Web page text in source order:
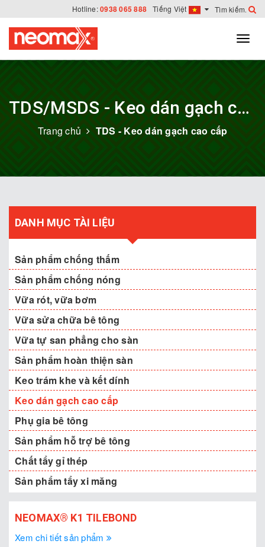
Tiếng Việt
Hotline:0938 065 888
TDS/MSDS - Keo dán gạch cao cấp
Trang chủ TDS - Keo dán gạch cao cấp
DANH MỤC TÀI LIỆU
Sản phẩm chống thấm
Sản phẩm chống nóng
Vữa rót, vữa bơm
Vữa sửa chữa bê tông
Vữa tự san phẳng cho sàn
Sản phẩm hoàn thiện sàn
Keo trám khe và kết dính
Keo dán gạch cao cấp
Phụ gia bê tông
Sản phẩm hỗ trợ bê tông
Chất tẩy gỉ thép
Sản phẩm tẩy xi măng
NEOMAX® K1 TILEBOND
Xem chi tiết sản phẩm